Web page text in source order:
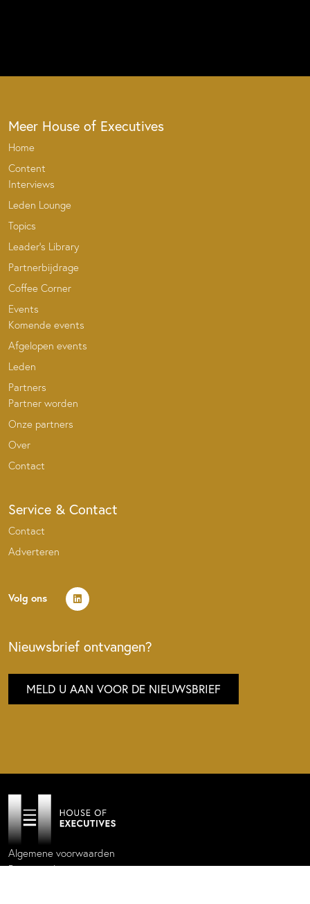
Meer House of Executives
Home
Content
Interviews
Leden Lounge
Topics
Leader’s Library
Partnerbijdrage
Coffee Corner
Events
Komende events
Afgelopen events
Leden
Partners
Partner worden
Onze partners
Over
Contact
Service & Contact
Contact
Adverteren
Volg ons
Nieuwsbrief ontvangen?
MELD U AAN VOOR DE NIEUWSBRIEF
Algemene voorwaarden
Privacy policy